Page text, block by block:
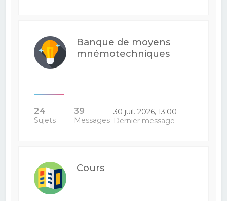
Banque de moyens
mnémotechniques
24
Sujets
39
Messages
30 juil. 2026, 13:00
Dernier message
Cours